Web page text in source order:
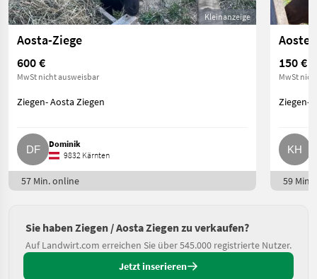
Kleinanzeige
Aosta-Ziege
600 €
MwSt nicht ausweisbar
Ziegen- Aosta Ziegen
Dominik
9832 Kärnten
57 Min. online
150 €
MwSt
Ziegen-
59 Min.
Sie haben Ziegen / Aosta Ziegen zu verkaufen?
Auf Landwirt.com erreichen Sie über 545.000 registrierte Nutzer.
Jetzt inserieren